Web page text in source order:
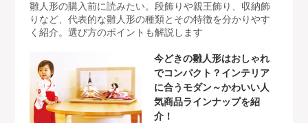
雛人形の購入前に読みたい。段飾りや親王飾り、収納飾
りなど、代表的な雛人形の種類とその特徴を分かりやす
く紹介。選び方のポイントも解説します
今どきの雛人形はおしゃれ
でコンパクト？インテリア
に合うモダン～かわいい人
気商品ラインナップを紹
介！